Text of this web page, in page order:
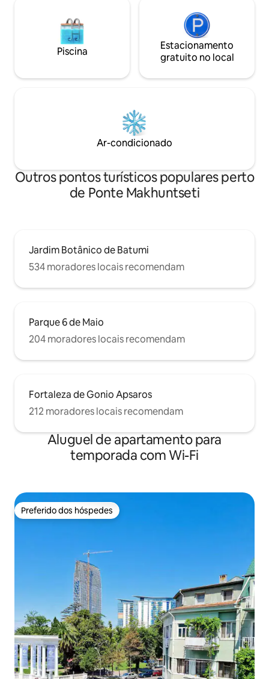
Piscina
Estacionamento
gratuito no local
Ar-condicionado
Outros pontos turísticos populares perto
de Ponte Makhuntseti
Jardim Botânico de Batumi
534 moradores locais recomendam
Parque 6 de Maio
204 moradores locais recomendam
Fortaleza de Gonio Apsaros
212 moradores locais recomendam
Aluguel de apartamento para
temporada com Wi-Fi
Preferido dos hóspedes
Preferido dos hóspedes